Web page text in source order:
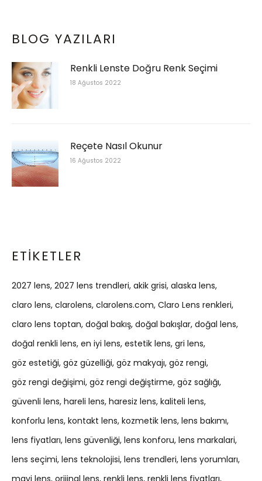
BLOG YAZILARI
Renkli Lenste Doğru Renk Seçimi
18 Ağustos 2022
Reçete Nasıl Okunur
16 Ağustos 2022
ETIKETLER
2027 lens 2027 lens trendleri akik grisi alaska lens
claro lens clarolens clarolens.com Claro Lens renkleri
claro lens toptan doğal bakış doğal bakışlar doğal lens
doğal renkli lens en iyi lens estetik lens gri lens
göz estetiği göz güzelliği göz makyajı göz rengi
göz rengi değişimi göz rengi değiştirme göz sağlığı
güvenli lens hareli lens haresiz lens kaliteli lens
konforlu lens kontakt lens kozmetik lens lens bakımı
lens fiyatları lens güvenliği lens konforu lens markalari
lens seçimi lens teknolojisi lens trendleri lens yorumları